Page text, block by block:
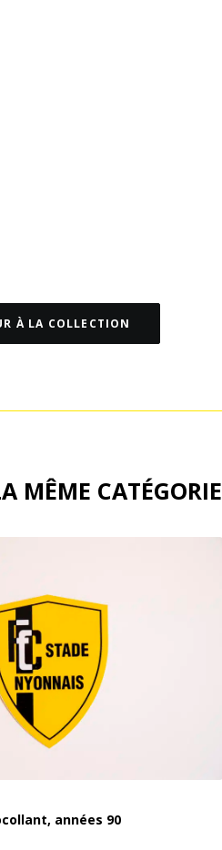
À LA COLLECTION
MÊME CATÉGORIE
années 90